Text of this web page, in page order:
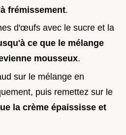
frémissement.
d'œufs avec le sucre et la
ce que le mélange
mousseux.
sur le mélange en
puis remettez sur le
la crème épaississe et